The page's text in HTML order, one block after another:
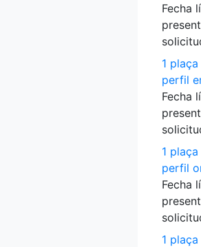
Fecha
1
perfil
Fecha
1
perfil
Fecha
1